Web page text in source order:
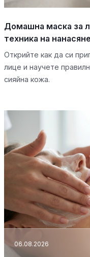
Домашна маска за
техника на нанасяне
Открийте как да си
лице и научете
сияйна кожа.
06.08.2026